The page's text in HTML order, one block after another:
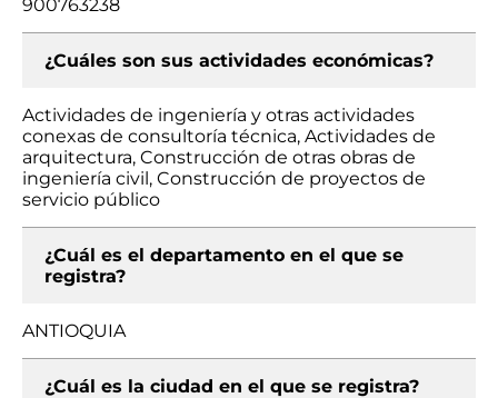
900763238
¿Cuáles son sus actividades económicas?
Actividades de ingeniería y otras actividades
conexas de consultoría técnica, Actividades de
arquitectura, Construcción de otras obras de
ingeniería civil, Construcción de proyectos de
servicio público
¿Cuál es el departamento en el que se
registra?
ANTIOQUIA
¿Cuál es la ciudad en el que se registra?